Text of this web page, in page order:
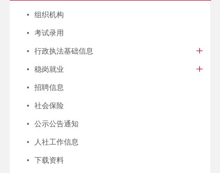
组织机构
考试录用
行政执法基础信息
稳岗就业
招聘信息
社会保险
公示公告通知
人社工作信息
下载资料